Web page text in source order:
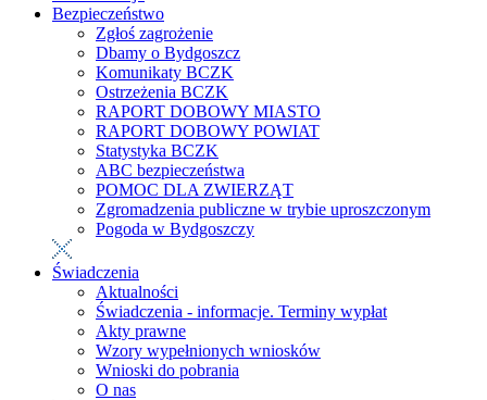
Bezpieczeństwo
Zgłoś zagrożenie
Dbamy o Bydgoszcz
Komunikaty BCZK
Ostrzeżenia BCZK
RAPORT DOBOWY MIASTO
RAPORT DOBOWY POWIAT
Statystyka BCZK
ABC bezpieczeństwa
POMOC DLA ZWIERZĄT
Zgromadzenia publiczne w trybie uproszczonym
Pogoda w Bydgoszczy
Świadczenia
Aktualności
Świadczenia - informacje. Terminy wypłat
Akty prawne
Wzory wypełnionych wniosków
Wnioski do pobrania
O nas